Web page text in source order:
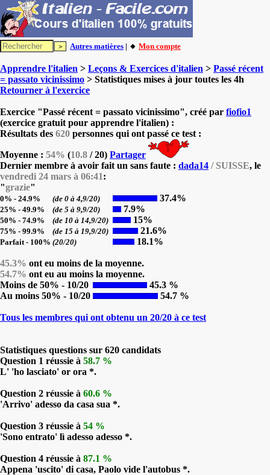
Autres matières | 🔸 Mon compte
Apprendre l'italien > Leçons & Exercices d'italien > Passé récent
= passato vicinissimo > Statistiques mises à jour toutes les 4h
Retourner à l'exercice
Exercice "Passé récent = passato vicinissimo", créé par fiofio1
(exercice gratuit pour apprendre l'italien) :
Résultats des 620 personnes qui ont passé ce test :
Moyenne : 54% (10.8 / 20) Partager
Dernier membre à avoir fait un sans faute : dada14 / SUISSE, le
vendredi 24 mars à 06:41:
"grazie"
0% - 24.9% (de 0 à 4,9/20) 37.4%
25% - 49.9% (de 5 à 9,9/20) 7.9%
50% - 74.9% (de 10 à 14,9/20) 15%
75% - 99.9% (de 15 à 19,9/20) 21.6%
Parfait - 100% (20/20) 18.1%
45.3% ont eu moins de la moyenne.
54.7% ont eu au moins la moyenne.
Moins de 50% - 10/20
45.3 %
Au moins 50% - 10/20
54.7 %
Tous les membres qui ont obtenu un 20/20 à ce test
Statistiques questions sur 620 candidats
Question 1 réussie à 58.7 %
L' 'ho lasciato' or ora *.
Question 2 réussie à 60.6 %
'Arrivo' adesso da casa sua *.
Question 3 réussie à 54 %
'Sono entrato' lì adesso adesso *.
Question 4 réussie à 87.1 %
Appena 'uscito' di casa, Paolo vide l'autobus *.